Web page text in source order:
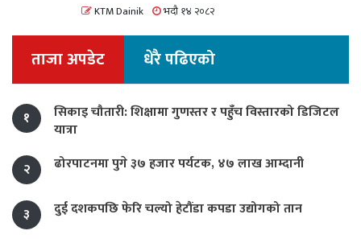
KTM Dainik भदौ १४ २०८२
ताजा अपडेट धेरै पढिएको
१
सिकाइ चौतारी: शिक्षामा गुणस्तर र पहुँच विस्तारको डिजिटल
यात्रा
२
ढोरपाटनमा पुगे ३७ हजार पर्यटक, ४७ लाख आम्दानी
३ दुई दशकपछि फेरि चल्यो हेटौंडा कपडा उद्योगको तान